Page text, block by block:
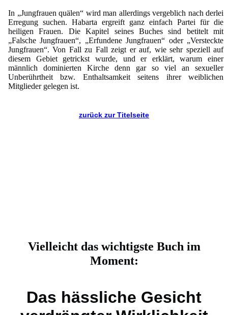
In „Jungfrauen quälen“ wird man allerdings vergeblich nach derlei
Erregung suchen. Habarta ergreift ganz einfach Partei für die
heiligen Frauen. Die Kapitel seines Buches sind betitelt mit
„Falsche Jungfrauen“, „Erfundene Jungfrauen“ oder „Versteckte
Jungfrauen“.Von Fall zu Fall zeigt er auf, wie sehr speziell auf
diesem Gebiet getrickst wurde, und er erklärt, warum einer
männlich dominierten Kirche denn gar so viel an sexueller
Unberührtheit bzw. Enthaltsamkeit seitens ihrer weiblichen
Mitglieder gelegen ist.
zurück zur Titelseite
Vielleicht das wichtigste Buch im
Moment:
Das hässliche Gesicht